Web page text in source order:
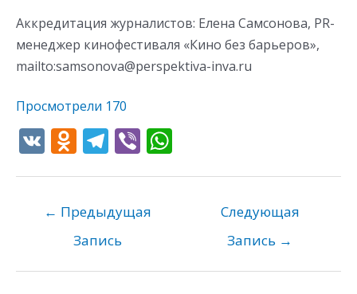
Аккредитация журналистов: Елена Самсонова, PR-
менеджер кинофестиваля «Кино без барьеров»,
mailto:samsonova@perspektiva-inva.ru
Просмотрели 170
V O
o
kl
as
T
gr
a
m
Vi
p
← Предыдущая
Запись
Следующая
Запись →